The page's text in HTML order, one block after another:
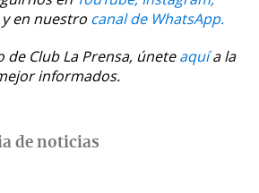
en nuestro canal de WhatsApp.
de Club La Prensa, úneteaquía la
informados.
de noticias